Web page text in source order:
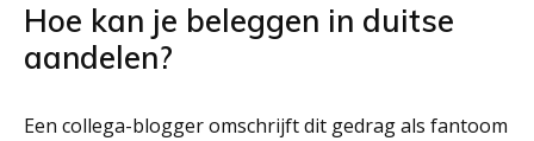
Hoe kan je beleggen in duitse
aandelen?
Een collega-blogger omschrijft dit gedrag als fantoom